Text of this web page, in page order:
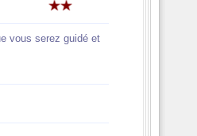
vous serez guidé et